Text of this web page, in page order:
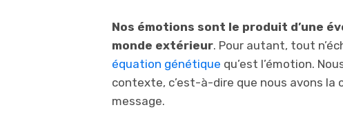
Nos émotions sont le produit d’une
monde extérieur. Pour autant, tout
équation génétique qu’est l’émotion.
contexte, c’est-à-dire que nous avons la
message.